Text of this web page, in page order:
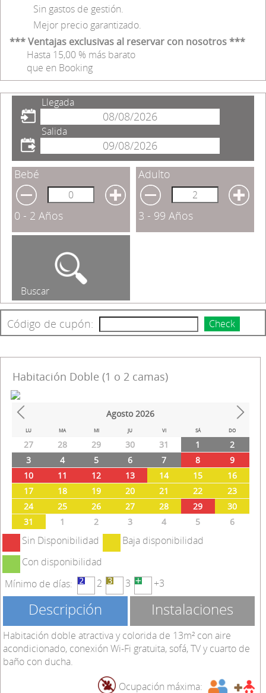
Sin gastos de gestión.
Mejor precio garantizado.
*** Ventajas exclusivas al reservar con nosotros ***
Hasta 15,00 % más barato
que en Booking
Llegada
Salida
Bebé
0 - 2 Años
Adulto
3 - 99 Años
Buscar
Código de cupón: Check
Habitación Doble (1 o 2 camas)
Prev Next
Agosto 2026
LU MA MI JU VI SÁ DO
27 28 29 30 31 1
2
3
4 5 6 7 8
9
10
11 12 13 14 15
16
17
18 19 20 21 22
23
24
25 26 27 28 29
30
31
1 2 3 4 5 6
Sin Disponibilidad
Baja disponibilidad
Con disponibilidad
Mínimo de días:
2 3 +3
Descripción Instalaciones
Habitación doble atractiva y colorida de 13m² con aire
acondicionado, conexión Wi-Fi gratuita, sofá, TV y cuarto de
baño con ducha.
Ocupación máxima: